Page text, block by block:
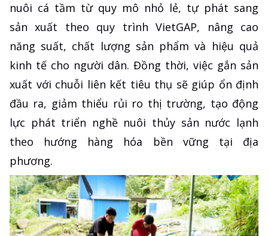
nuôi cá tầm từ quy mô nhỏ lẻ, tự phát sang
sản xuất theo quy trình VietGAP, nâng cao
năng suất, chất lượng sản phẩm và hiệu quả
kinh tế cho người dân. Đồng thời, việc gắn sản
xuất với chuỗi liên kết tiêu thụ sẽ giúp ổn định
đầu ra, giảm thiểu rủi ro thị trường, tạo động
lực phát triển nghề nuôi thủy sản nước lạnh
theo hướng hàng hóa bền vững tại địa
phương.